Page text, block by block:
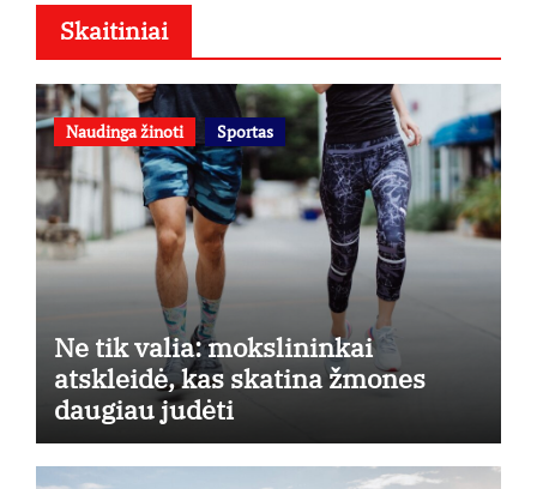
Skaitiniai
Naudinga žinoti Sportas
Ne tik valia: mokslininkai
atskleidė, kas skatina žmones
daugiau judėti